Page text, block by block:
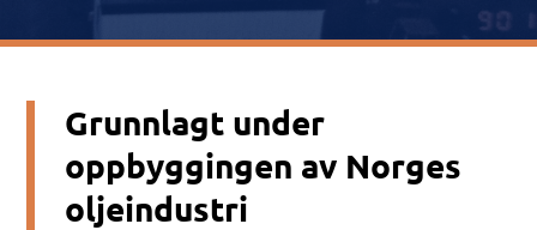
Grunnlagt under
oppbyggingen av Norges
oljeindustri